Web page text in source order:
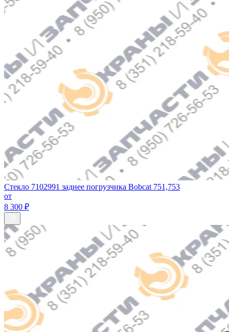
Стекло 7102991 заднее погрузчика Bobcat 751,753
от
8 300 ₽